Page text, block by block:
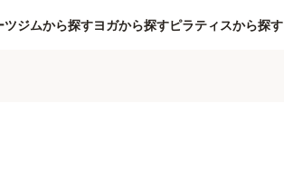
ツジムから探すヨガから探すピラティスから探す